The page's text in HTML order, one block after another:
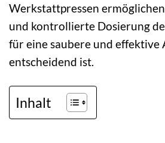
Werkstattpressen
und kontrollierte Dosierung
für eine saubere und effektive
entscheidend ist.
Inhalt